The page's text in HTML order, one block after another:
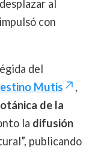
al
con
del
Mutis
,
de la
la difusión
publicando